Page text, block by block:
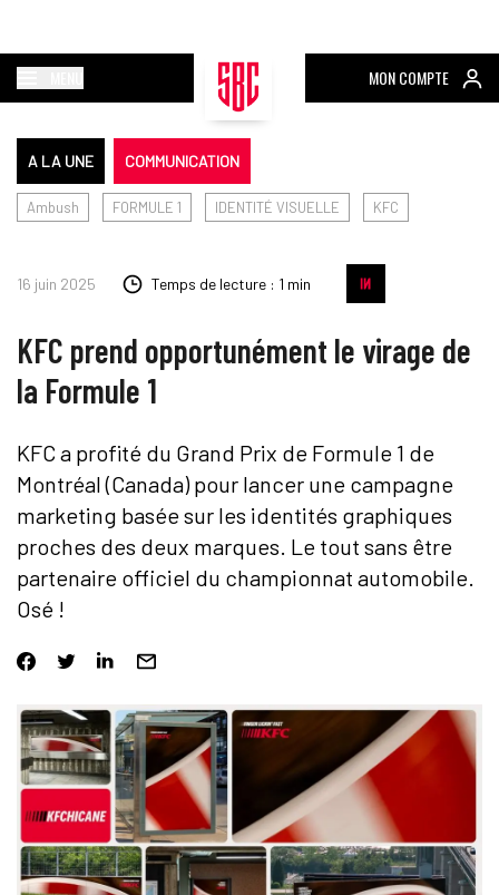
MON COMPTE
A LA UNE COMMUNICATION
Ambush FORMULE 1 IDENTITÉ VISUELLE KFC
16 juin 2025 Temps de lecture : 1 min
KFC prend opportunément le virage de
la Formule 1
KFC a profité du Grand Prix de Formule 1 de
Montréal (Canada) pour lancer une campagne
marketing basée sur les identités graphiques
proches des deux marques. Le tout sans être
partenaire officiel du championnat automobile.
Osé !